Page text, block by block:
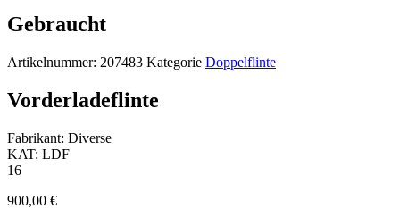
Gebraucht
Artikelnummer: 207483 Kategorie Doppelflinte
Vorderladeflinte
Fabrikant: Diverse
KAT: LDF
16
900,00 €